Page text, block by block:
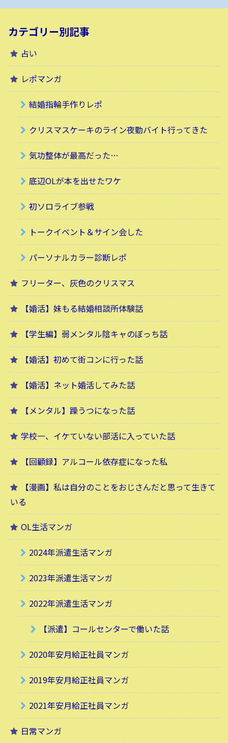
カテゴリー別記事
占い
レポマンガ
結婚指輪手作りレポ
クリスマスケーキのライン夜勤バイト行ってきた
気功整体が最高だった…
底辺OLが本を出せたワケ
初ソロライブ参戦
トークイベント＆サイン会した
パーソナルカラー診断レポ
フリーター、灰色のクリスマス
【婚活】妹もる結婚相談所体験話
【学生編】弱メンタル陰キャのぼっち話
【婚活】初めて街コンに行った話
【婚活】ネット婚活してみた話
【メンタル】躁うつになった話
学校一、イケていない部活に入っていた話
【回顧録】アルコール依存症になった私
【漫画】私は自分のことをおじさんだと思って生きて
いる
OL生活マンガ
2024年派遣生活マンガ
2023年派遣生活マンガ
2022年派遣生活マンガ
【派遣】コールセンターで働いた話
2020年安月給正社員マンガ
2019年安月給正社員マンガ
2021年安月給正社員マンガ
日常マンガ